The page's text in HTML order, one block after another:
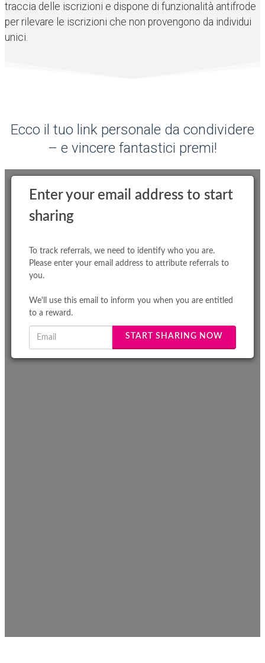
traccia delle iscrizioni e dispone di funzionalità antifrode
per rilevare le iscrizioni che non provengono da individui
unici.
Ecco il tuo link personale da condividere
– e vincere fantastici premi!